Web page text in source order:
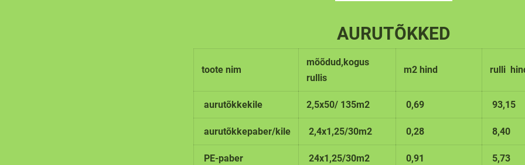
AURUTÕKKED
toote nim
mõõdud,kogus
rullis
m2 hind rulli
aurutõkkekile 2,5x50/ 135m2 0,69 93,15
aurutõkkepaber/kile 2,4x1,25/30m2 0,28 8,40
PE-paber 24x1,25/30m2 0,91 5,73